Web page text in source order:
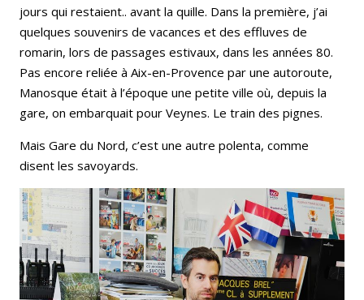
jours qui restaient.. avant la quille. Dans la première, j’ai
quelques souvenirs de vacances et des effluves de
romarin, lors de passages estivaux, dans les années 80.
Pas encore reliée à Aix-en-Provence par une autoroute,
Manosque était à l’époque une petite ville où, depuis la
gare, on embarquait pour Veynes. Le train des pignes.
Mais Gare du Nord, c’est une autre polenta, comme
disent les savoyards.